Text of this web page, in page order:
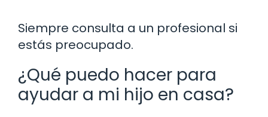
Siempre consulta a un profesional si
estás preocupado.
¿Qué puedo hacer para
ayudar a mi hijo en casa?